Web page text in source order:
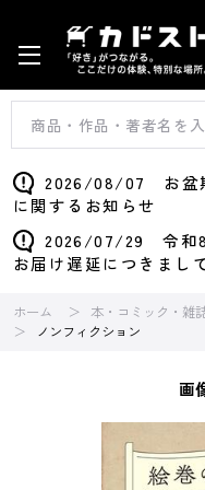
2026/08/07 お盆
に関するお知らせ
2026/07/29 令和8
お届け遅延につきまし
ホーム 本・コミック・雑
ノンフィクション
画